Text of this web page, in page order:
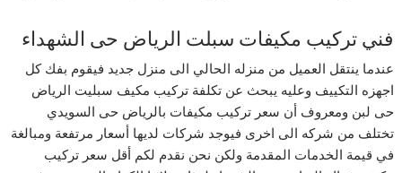
فني تركيب مكيفات سبلت الرياض حى الشهداء
عندما ينتقل العميل من منزله الحالي الى منزل جديد فيقوم بفك كل
اجهزه التكييف وعليه يبحث عن تكلفة تركيب مكيف سبليت الرياض
حى لبن ومعروف أن سعر تركيب مكيفات بالرياض حى السويدي
تختلف من شركه الى اخرى فيوجد شركات لديها أسعار مرتفعة ومبالغة
في قيمة الخدمات المقدمة ولكن نحن نقدم لكم أقل سعر تركيب